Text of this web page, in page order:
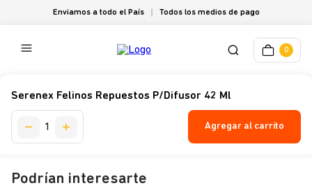
Enviamos a todo el País Todos los medios de pago
0
Serenex Felinos Repuestos P/Difusor 42 Ml
Agregar al carrito
Podrían interesarte